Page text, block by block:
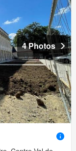
4 Photos